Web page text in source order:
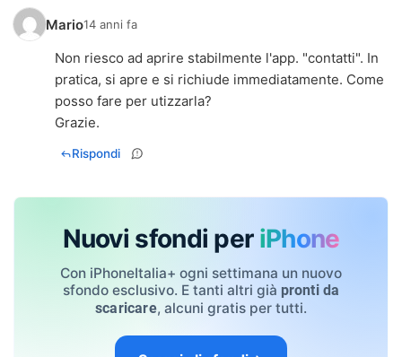
Mario14 anni fa
Non riesco ad aprire stabilmente l'app. "contatti". In
pratica, si apre e si richiude immediatamente. Come
posso fare per utizzarla?
Grazie.
Rispondi
Nuovi sfondi per iPhone
Con iPhoneItalia+ ogni settimana un nuovo
sfondo esclusivo. E tanti altri già pronti da
scaricare, alcuni gratis per tutti.